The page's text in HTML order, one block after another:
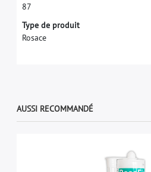
87
Type de produit
Rosace
AUSSI RECOMMANDÉ